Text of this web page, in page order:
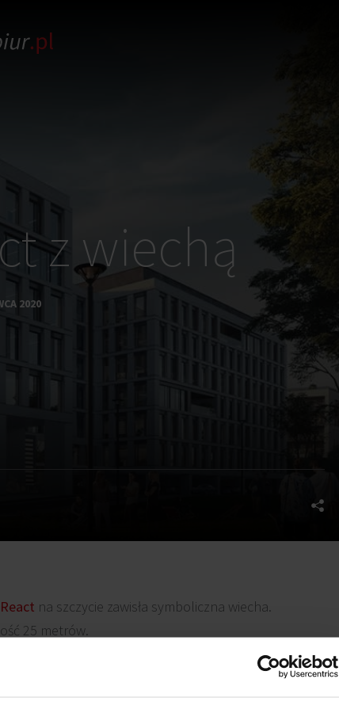
z wiechą
2020
React na szczycie zawisła symboliczna wiecha.
25 metrów.
Obecnie trwają prace elewacyjne i montaż